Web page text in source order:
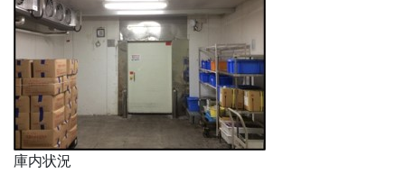
庫内状況